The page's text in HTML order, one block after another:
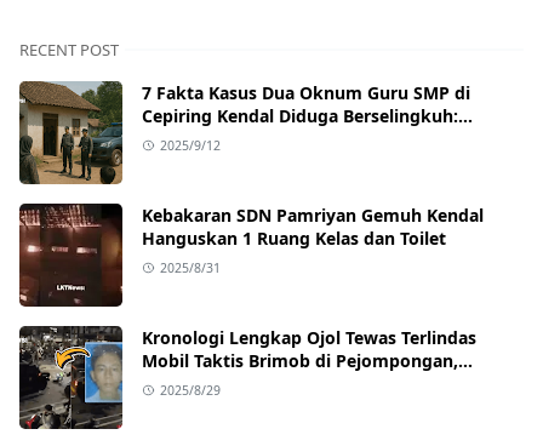
RECENT POST
7 Fakta Kasus Dua Oknum Guru SMP di
Cepiring Kendal Diduga Berselingkuh:
Kronologi, Pengakuan, hingga Sanksi
2025/9/12
Kebakaran SDN Pamriyan Gemuh Kendal
Hanguskan 1 Ruang Kelas dan Toilet
2025/8/31
Kronologi Lengkap Ojol Tewas Terlindas
Mobil Taktis Brimob di Pejompongan,
Ternyata Sedang Antar Orderan
2025/8/29